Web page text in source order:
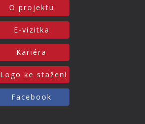
O projektu
E-vizitka
Kariéra
Logo ke stažení
Facebook